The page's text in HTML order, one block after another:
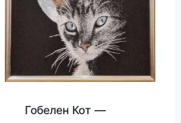
Гобелен Кот —